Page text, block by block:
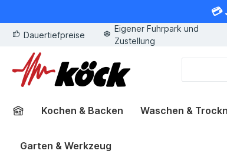
💳
Dauertiefpreise
Eigener Fuhrpark und
Zustellung
Kochen & Backen Waschen &
Garten & Werkzeug